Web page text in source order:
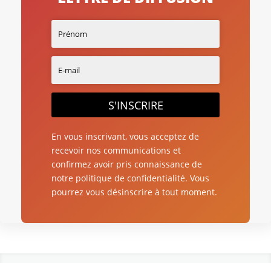
S'INSCRIRE
En vous inscrivant, vous acceptez de
recevoir nos communications et
confirmez avoir pris connaissance de
notre politique de confidentialité. Vous
pourrez vous désinscrire à tout moment.